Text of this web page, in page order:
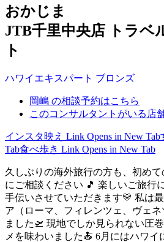
おかじま
JTB千里中央店 トラベ
ト
ハワイ エキスパート ブロンズ
岡嶋 の相談予約はこちら
このコンサルタントがいる店
インスタ映え Link Opens in New Tab
Tab食べ歩き Link Opens in New Tab
久しぶりの海外旅行の方も、初め
にご相談ください 🎵 楽しいご旅行
手伝いさせていただきます💛 私は
ア（ローマ、フィレンツェ、ヴェ
ました🛫 現地でしか見られない圧
メを味わいました🍝 6月にはハワ